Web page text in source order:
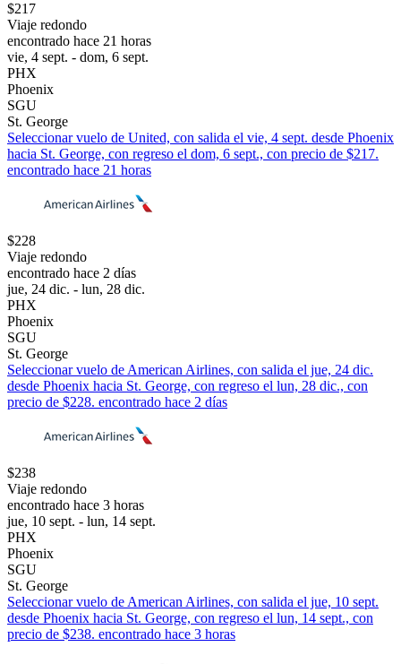
$217
Viaje redondo
encontrado hace 21 horas
vie, 4 sept. - dom, 6 sept.
PHX
Phoenix
SGU
St. George
Seleccionar vuelo de United, con salida el vie, 4 sept. desde Phoenix
hacia St. George, con regreso el dom, 6 sept., con precio de $217.
encontrado hace 21 horas
$228
Viaje redondo
encontrado hace 2 días
jue, 24 dic. - lun, 28 dic.
PHX
Phoenix
SGU
St. George
Seleccionar vuelo de American Airlines, con salida el jue, 24 dic.
desde Phoenix hacia St. George, con regreso el lun, 28 dic., con
precio de $228. encontrado hace 2 días
$238
Viaje redondo
encontrado hace 3 horas
jue, 10 sept. - lun, 14 sept.
PHX
Phoenix
SGU
St. George
Seleccionar vuelo de American Airlines, con salida el jue, 10 sept.
desde Phoenix hacia St. George, con regreso el lun, 14 sept., con
precio de $238. encontrado hace 3 horas